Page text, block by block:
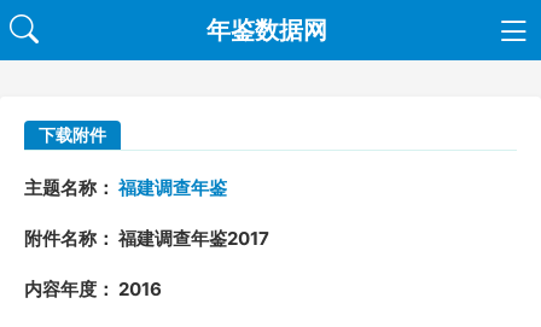
年鉴数据网
下载附件
主题名称： 福建调查年鉴
附件名称： 福建调查年鉴2017
内容年度： 2016